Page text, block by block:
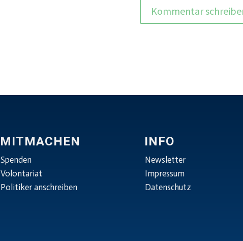
MITMACHEN
Spenden
Volontariat
Politiker anschreiben
INFO
Newsletter
Impressum
Datenschutz